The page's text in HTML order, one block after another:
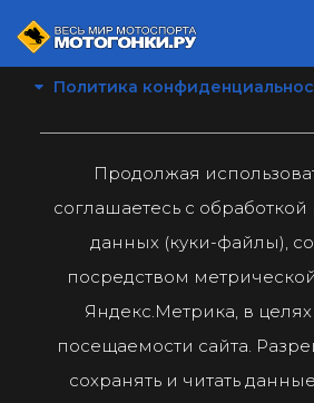
Политика
Продолжая
соглашаетесь с
данных (куки-файлы),
посредством
Яндекс.Метрика, в
посещаемости сайта.
сохранять и читать